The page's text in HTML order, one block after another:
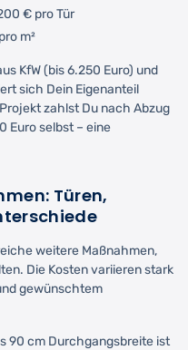
€ pro Tür
m²
KfW (bis 6.250 Euro) und
sich Dein Eigenanteil
zahlst Du nach Abzug
Euro selbst – eine
Türen,
weitere Maßnahmen,
Die Kosten variieren stark
gewünschtem
90 cm Durchgangsbreite ist